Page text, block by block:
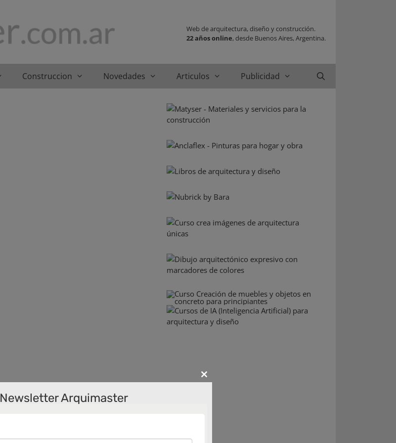
Web de arquitectura, diseño y construcción.
22 años online, desde Buenos Aires, Argentina.
Construccion Novedades Articulos Publicidad
Close
Newsletter Arquimaster